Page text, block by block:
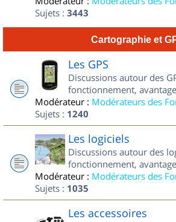
Sujets : 3443
Cartographie et
Les GPS
Discussions autour des
fonctionnement,
Modérateur : Modérateurs des
Sujets : 1240
Les logiciels
Discussions autour des
fonctionnement,
Modérateur : Modérateurs des
Sujets : 1035
Les accessoires